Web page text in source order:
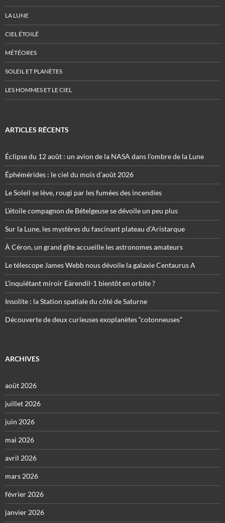
LA LUNE
CIEL ÉTOILÉ
MÉTÉORES
SOLEIL ET PLANÈTES
LES HOMMES ET LE CIEL
ARTICLES RÉCENTS
Éclipse du 12 août : un avion de la NASA dans l’ombre de la Lune
Éphémérides : le ciel du mois d’août 2026
Le Soleil se lève, rougi par les fumées des incendies
L’étoile compagnon de Bételgeuse se dévoile un peu plus
Sur la Lune, les mystères du fascinant plateau d’Aristarque
À Céron, un grand gîte accueille les astronomes amateurs
Le télescope James Webb nous dévoile la galaxie Centaurus A
L’inquiétant miroir Eärendil-1 bientôt en orbite ?
Insolite : la Station spatiale du côté de Saturne
Découverte de deux curieuses exoplanètes “cotonneuses”
ARCHIVES
août 2026
juillet 2026
juin 2026
mai 2026
avril 2026
mars 2026
février 2026
janvier 2026